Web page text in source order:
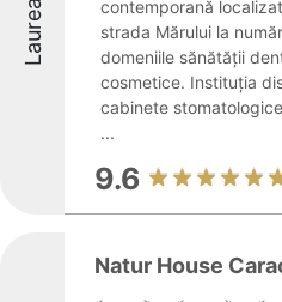
Laureați
contemporană
strada Mărului la
domeniile sănătății
cosmetice. Instituția
cabinete
...
9.6
Natur House